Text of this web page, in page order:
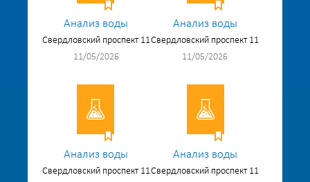
Анализ воды
Свердловский проспект 11
11/05/2026
Анализ воды
Свердловский проспект 11
11/05/2026
Анализ воды
Свердловский проспект 11
Анализ воды
Свердловский проспект 11